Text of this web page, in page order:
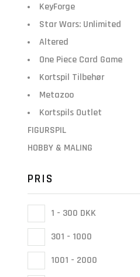
KeyForge
Star Wars: Unlimited
Altered
One Piece Card Game
Kortspil Tilbehør
Metazoo
Kortspils Outlet
FIGURSPIL
HOBBY & MALING
PRIS
1 - 300 DKK
301 - 1000
1001 - 2000